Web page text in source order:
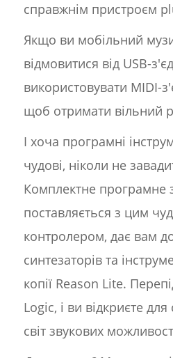
справжнім пристроєм
Якщо ви мобільний
відмовитися від USB-
використовувати MIDI-
щоб отримати вільний
І хоча програмні
чудові, ніколи не
Комплектне програмне
поставляється з цим
контролером, дає вам
синтезаторів та
копії Reason Lite.
Logic, і ви відкриєте
світ звукових